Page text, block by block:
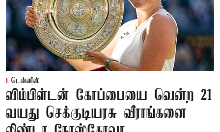
டென்னிஸ்
விம்பிள்டன் கோப்பையை வென்ற 21
வயது செக்குடியரசு வீராங்கனை